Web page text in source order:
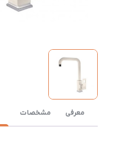
معرفی مشخصات